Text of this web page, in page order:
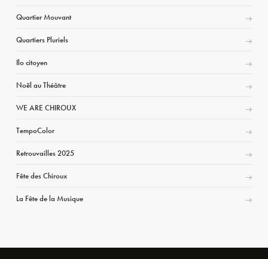
Quartier Mouvant
Quartiers Pluriels
Ilo citoyen
Noël au Théâtre
WE ARE CHIROUX
TempoColor
Retrouvailles 2025
Fête des Chiroux
La Fête de la Musique